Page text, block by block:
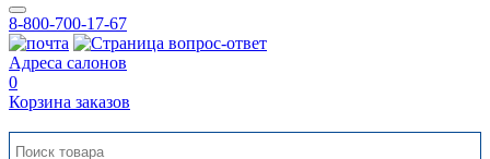
8-800-700-17-67
Адреса салонов
0
Корзина заказов